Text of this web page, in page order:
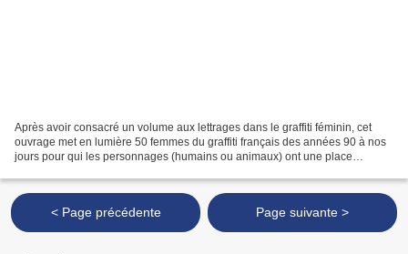
Après avoir consacré un volume aux lettrages dans le graffiti féminin, cet
ouvrage met en lumière 50 femmes du graffiti français des années 90 à nos
jours pour qui les personnages (humains ou animaux) ont une place
< Page précédente Page suivante >